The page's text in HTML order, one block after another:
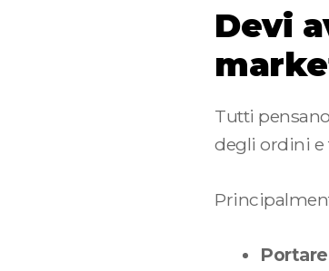
Devi
Tutti
degli ordini e